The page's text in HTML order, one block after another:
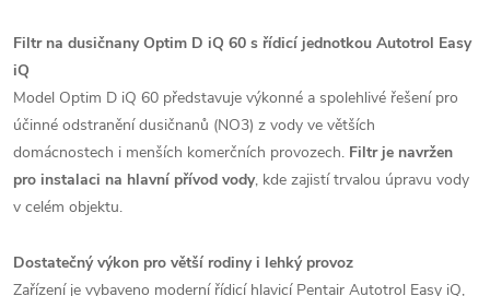
Filtr na dusičnany Optim D iQ 60 s řídicí jednotkou Autotrol Easy
iQ
Model Optim D iQ 60 představuje výkonné a spolehlivé řešení pro
účinné odstranění dusičnanů (NO3) z vody ve větších
domácnostech i menších komerčních provozech. Filtr je navržen
pro instalaci na hlavní přívod vody, kde zajistí trvalou úpravu vody
v celém objektu.
Dostatečný výkon pro větší rodiny i lehký provoz
Zařízení je vybaveno moderní řídicí hlavicí Pentair Autotrol Easy iQ,